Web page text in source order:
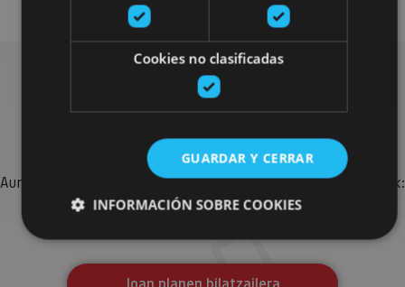
Bilatu plan gehiago
Aurkitu zure bidaia Nafarroan osatzeko planak eta iradokizunak:
jarduera antolatuak, bisitak eta agendaren ekitaldi
Joan planen bilatzailera
Cookies no clasificadas
GUARDAR Y CERRAR
INFORMACIÓN SOBRE COOKIES
Cookies estrictamente necesarias